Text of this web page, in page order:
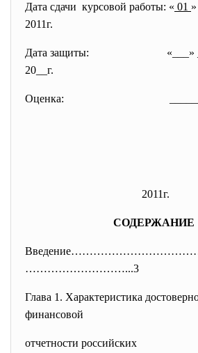
Дата сдачи курсовой работы: « 01 »
2011г.
Дата защиты:
«___»
20__г.
Оценка:
2011г.
СОДЕРЖАНИЕ
………………………...3
Глава 1. Характеристика
финансовой
отчетности российских